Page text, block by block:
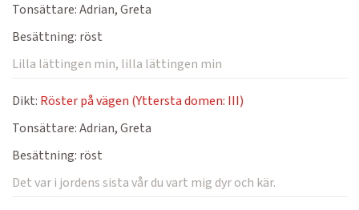
Tonsättare:Adrian, Greta
Besättning: röst
Lilla lättingen min, lilla lättingen min
Dikt: Röster på vägen (Yttersta domen: III)
Tonsättare:Adrian, Greta
Besättning: röst
Det var i jordens sista vår du vart mig dyr och kär.